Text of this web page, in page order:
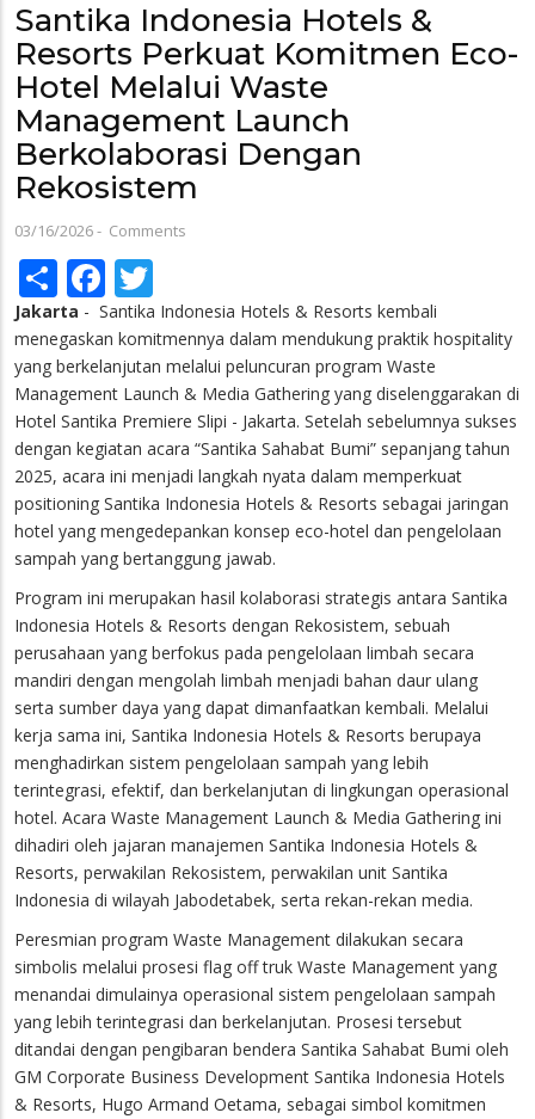
Santika Indonesia Hotels &
Resorts Perkuat Komitmen Eco-
Hotel Melalui Waste
Management Launch
Berkolaborasi Dengan
Rekosistem
03/16/2026- Comments
ShareFacebook
Jakarta - Santika Indonesia Hotels & Resorts kembali
menegaskan komitmennya dalam mendukung praktik hospitality
yang berkelanjutan melalui peluncuran program Waste
Management Launch & Media Gathering yang diselenggarakan di
Hotel Santika Premiere Slipi - Jakarta. Setelah sebelumnya sukses
dengan kegiatan acara “Santika Sahabat Bumi” sepanjang tahun
2025, acara ini menjadi langkah nyata dalam memperkuat
positioning Santika Indonesia Hotels & Resorts sebagai jaringan
hotel yang mengedepankan konsep eco-hotel dan pengelolaan
sampah yang bertanggung jawab.
Program ini merupakan hasil kolaborasi strategis antara Santika
Indonesia Hotels & Resorts dengan Rekosistem, sebuah
perusahaan yang berfokus pada pengelolaan limbah secara
mandiri dengan mengolah limbah menjadi bahan daur ulang
serta sumber daya yang dapat dimanfaatkan kembali. Melalui
kerja sama ini, Santika Indonesia Hotels & Resorts berupaya
menghadirkan sistem pengelolaan sampah yang lebih
terintegrasi, efektif, dan berkelanjutan di lingkungan operasional
hotel. Acara Waste Management Launch & Media Gathering ini
dihadiri oleh jajaran manajemen Santika Indonesia Hotels &
Resorts, perwakilan Rekosistem, perwakilan unit Santika
Indonesia di wilayah Jabodetabek, serta rekan-rekan media.
Peresmian program Waste Management dilakukan secara
simbolis melalui prosesi flag off truk Waste Management yang
menandai dimulainya operasional sistem pengelolaan sampah
yang lebih terintegrasi dan berkelanjutan. Prosesi tersebut
ditandai dengan pengibaran bendera Santika Sahabat Bumi oleh
GM Corporate Business Development Santika Indonesia Hotels
& Resorts, Hugo Armand Oetama, sebagai simbol komitmen